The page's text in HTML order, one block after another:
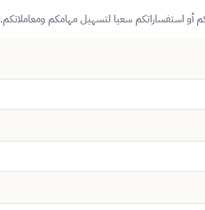
أو استفساراتكم سعيا لتسهيل مهامكم ومعاملاتكم.